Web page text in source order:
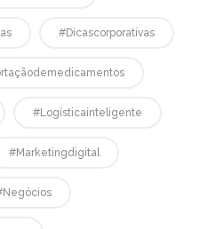
#dicascorporativas
#logísticainteligente
#marketingdigital